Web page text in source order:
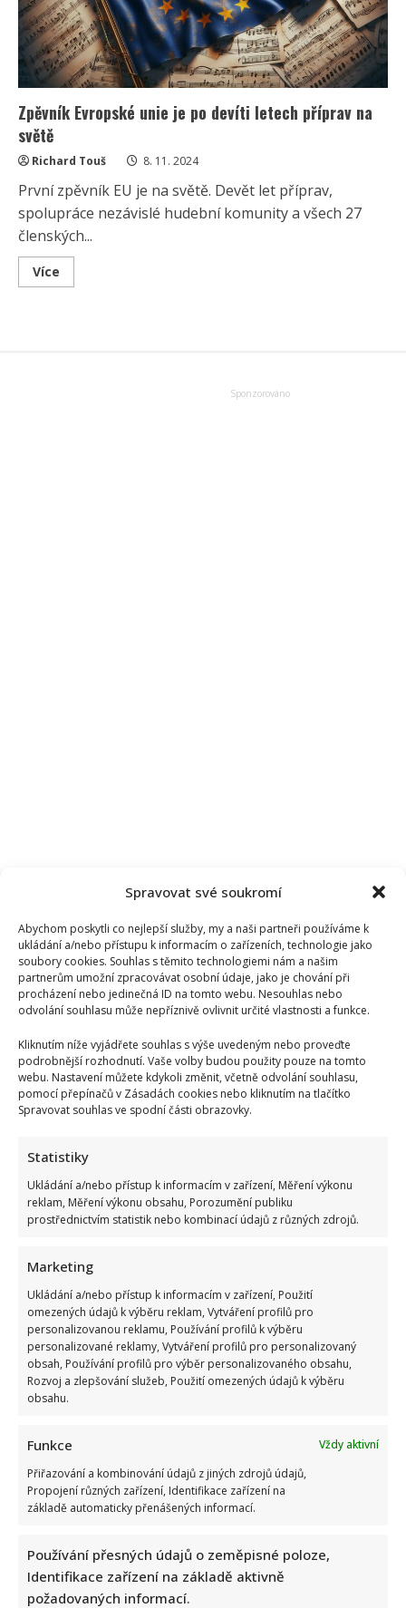
Spravovat své soukromí
Abychom poskytli co nejlepší služby, my a naši partneři používáme k
ukládání a/nebo přístupu k informacím o zařízeních, technologie jako
soubory cookies. Souhlas s těmito technologiemi nám a našim
partnerům umožní zpracovávat osobní údaje, jako je chování při
procházení nebo jedinečná ID na tomto webu. Nesouhlas nebo
odvolání souhlasu může nepříznivě ovlivnit určité vlastnosti a funkce.
Kliknutím níže vyjádřete souhlas s výše uvedeným nebo proveďte
podrobnější rozhodnutí. Vaše volby budou použity pouze na tomto
webu. Nastavení můžete kdykoli změnit, včetně odvolání souhlasu,
pomocí přepínačů v Zásadách cookies nebo kliknutím na tlačítko
Spravovat souhlas ve spodní části obrazovky.
Statistiky
Ukládání a/nebo přístup k informacím v zařízení, Měření výkonu
reklam, Měření výkonu obsahu, Porozumění publiku
prostřednictvím statistik nebo kombinací údajů z různých zdrojů.
Marketing
Ukládání a/nebo přístup k informacím v zařízení, Použití
omezených údajů k výběru reklam, Vytváření profilů pro
personalizovanou reklamu, Používání profilů k výběru
personalizované reklamy, Vytváření profilů pro personalizovaný
obsah, Používání profilů pro výběr personalizovaného obsahu,
Rozvoj a zlepšování služeb, Použití omezených údajů k výběru
obsahu.
Funkce
Vždy aktivní
Přiřazování a kombinování údajů z jiných zdrojů údajů,
Propojení různých zařízení, Identifikace zařízení na
základě automaticky přenášených informací.
Používání přesných údajů o zeměpisné poloze,
Identifikace zařízení na základě aktivně
požadovaných informací.
Zpěvník Evropské unie je po devíti letech příprav na
světě
Richard Touš 8. 11. 2024
První zpěvník EU je na světě. Devět let příprav,
spolupráce nezávislé hudební komunity a všech 27
členských...
Více
more
jí vytkla natáčení se při řízení a ptá se, zda je to v pořádku
Poslední chvíle Ivety Bartošové: Maminka z telefonátu
cítila zlepšení, poté přišla nejtvrdší rána
Petr Kotvald a Stanislav Hložek otevřeně o svých